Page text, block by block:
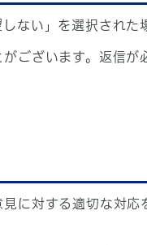
ない」を選択された
ございます。返信
に対する適切な対